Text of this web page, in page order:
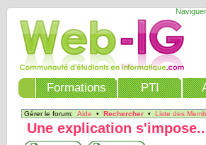
Formations PTI
Gérer le forum: Aide • Rechercher• Liste des
Une explication